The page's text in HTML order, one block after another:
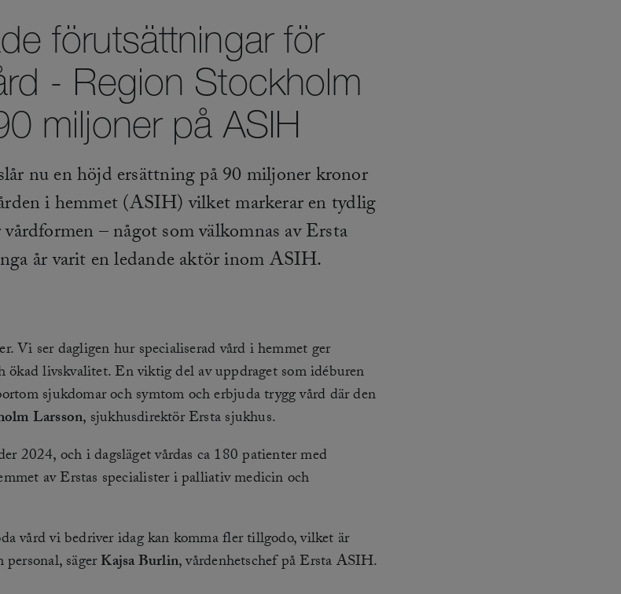
förutsättningar för
- Region Stockholm
miljoner på ASIH
nu en höjd ersättning på 90 miljoner kronor
i hemmet (ASIH) vilket markerar en tydlig
– något som välkomnas av Ersta
år varit en ledande aktör inom ASIH.
Vi ser dagligen hur specialiserad vård i hemmet ger
ökad livskvalitet. En viktig del av uppdraget som idéburen
sjukdomar och symtom och erbjuda trygg vård där den
Larsson, sjukhusdirektör Ersta sjukhus.
2024, och i dagsläget vårdas ca 180 patienter med
av Erstas specialister i palliativ medicin och
vård vi bedriver idag kan komma fler tillgodo, vilket är
sägerKajsa Burlin, vårdenhetschef på Ersta ASIH.